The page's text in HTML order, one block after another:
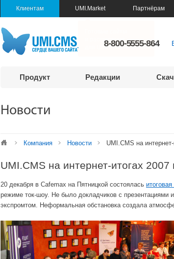
Клиентам UMI.Market Партнёрам
8-800-5555-864
Продукт Редакции
Новости
Компания Новости UMI.CMS на
UMI.CMS на интернет-итогах 2007
20 декабря в Cafemax на Пятницкой состоялась
режиме ток-шоу. Не было докладчиков с
экспромтом. Неформальная обстановка создала